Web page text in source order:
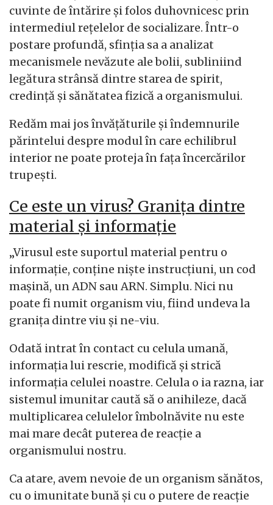
cuvinte de întărire și folos duhovnicesc prin
intermediul rețelelor de socializare. Într-o
postare profundă, sfinția sa a analizat
mecanismele nevăzute ale bolii, subliniind
legătura strânsă dintre starea de spirit,
credință și sănătatea fizică a organismului.
Redăm mai jos învățăturile și îndemnurile
părintelui despre modul în care echilibrul
interior ne poate proteja în fața încercărilor
trupești.
Ce este un virus? Granița dintre
material și informație
„Virusul este suportul material pentru o
informație, conține niște instrucțiuni, un cod
mașină, un ADN sau ARN. Simplu. Nici nu
poate fi numit organism viu, fiind undeva la
granița dintre viu și ne-viu.
Odată intrat în contact cu celula umană,
informația lui rescrie, modifică și strică
informația celulei noastre. Celula o ia razna, iar
sistemul imunitar caută să o anihileze, dacă
multiplicarea celulelor îmbolnăvite nu este
mai mare decât puterea de reacție a
organismului nostru.
Ca atare, avem nevoie de un organism sănătos,
cu o imunitate bună și cu o putere de reacție